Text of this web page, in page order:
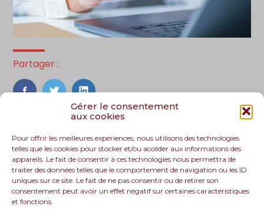
Gérer le consentement
aux cookies
Pour offrir les meilleures expériences, nous utilisons des technologies
telles que les cookies pour stocker et/ou accéder aux informations des
appareils. Le fait de consentir à ces technologies nous permettra de
traiter des données telles que le comportement de navigation ou les ID
uniques sur ce site. Le fait de ne pas consentir ou de retirer son
consentement peut avoir un effet négatif sur certaines caractéristiques
et fonctions.
Partager :
FaceBook
TwitterLinkedIn